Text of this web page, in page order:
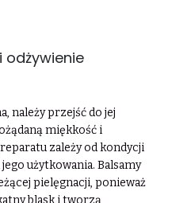
odżywienie
należy przejść do jej
miękkość i
zależy od kondycji
użytkowania. Balsamy
pielęgnacji, ponieważ
blask i tworzą